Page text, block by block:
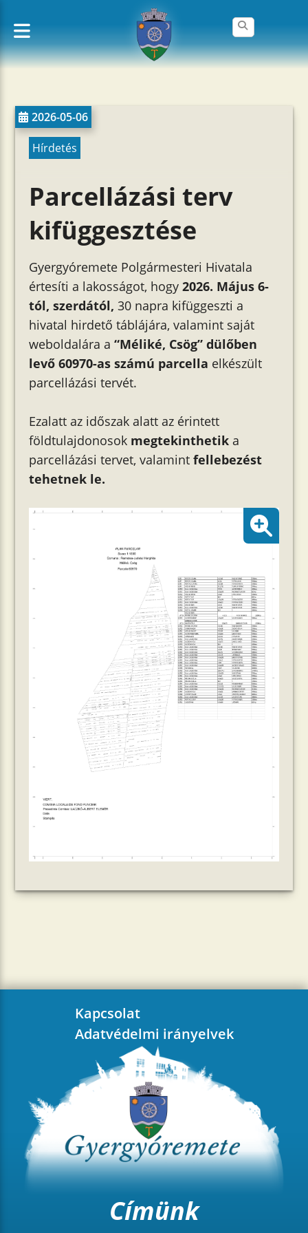
Hírdetés
2026-05-06
Parcellázási terv
kifüggesztése
Gyergyóremete Polgármesteri Hivatala
értesíti a lakosságot, hogy2026. Május 6-
tól, szerdától, 30 napra kifüggeszti a
hivatal hirdető táblájára, valamint saját
weboldalára a“Méliké, Csög” dülőben
levő 60970-as számú parcella elkészült
parcellázási tervét.
Ezalatt az időszak alatt az érintett
földtulajdonosok megtekinthetik a
parcellázási tervet, valamintfellebezést
tehetnek le.
Kapcsolat
Adatvédelmi irányelvek
Címünk